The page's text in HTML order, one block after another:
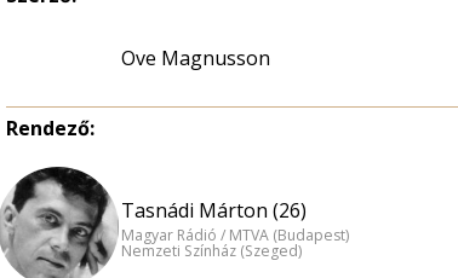
Ove Magnusson
Rendező:
Tasnádi Márton (26)
Magyar Rádió / MTVA (Budapest)
Nemzeti Színház (Szeged)